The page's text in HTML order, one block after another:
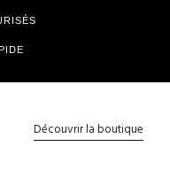
Découvrir la boutique